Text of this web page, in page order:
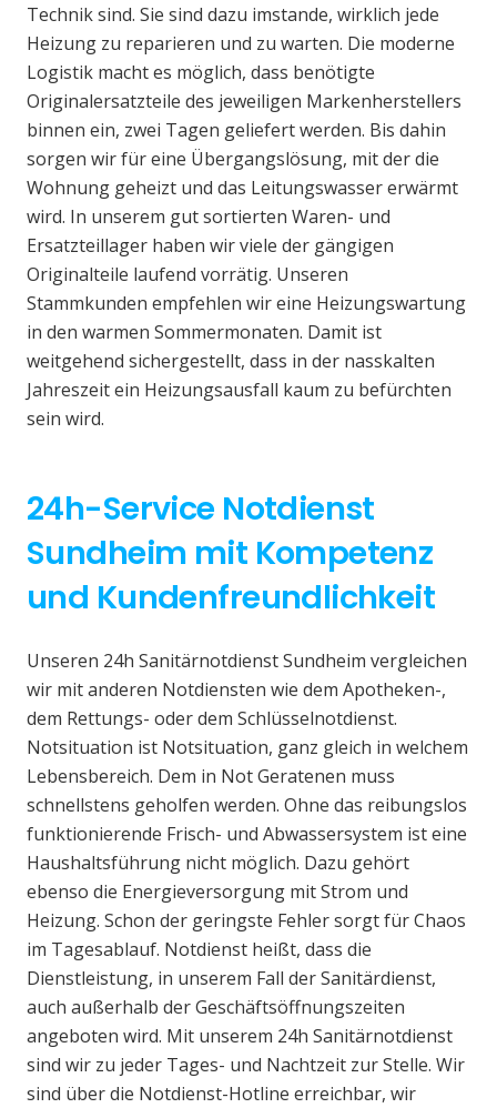
Technik sind. Sie sind dazu imstande, wirklich jede
Heizung zu reparieren und zu warten. Die moderne
Logistik macht es möglich, dass benötigte
Originalersatzteile des jeweiligen Markenherstellers
binnen ein, zwei Tagen geliefert werden. Bis dahin
sorgen wir für eine Übergangslösung, mit der die
Wohnung geheizt und das Leitungswasser erwärmt
wird. In unserem gut sortierten Waren- und
Ersatzteillager haben wir viele der gängigen
Originalteile laufend vorrätig. Unseren
Stammkunden empfehlen wir eine Heizungswartung
in den warmen Sommermonaten. Damit ist
weitgehend sichergestellt, dass in der nasskalten
Jahreszeit ein Heizungsausfall kaum zu befürchten
sein wird.
24h-Service Notdienst
Sundheim mit Kompetenz
und Kundenfreundlichkeit
Unseren 24h Sanitärnotdienst Sundheim vergleichen
wir mit anderen Notdiensten wie dem Apotheken-,
dem Rettungs- oder dem Schlüsselnotdienst.
Notsituation ist Notsituation, ganz gleich in welchem
Lebensbereich. Dem in Not Geratenen muss
schnellstens geholfen werden. Ohne das reibungslos
funktionierende Frisch- und Abwassersystem ist eine
Haushaltsführung nicht möglich. Dazu gehört
ebenso die Energieversorgung mit Strom und
Heizung. Schon der geringste Fehler sorgt für Chaos
im Tagesablauf. Notdienst heißt, dass die
Dienstleistung, in unserem Fall der Sanitärdienst,
auch außerhalb der Geschäftsöffnungszeiten
angeboten wird. Mit unserem 24h Sanitärnotdienst
sind wir zu jeder Tages- und Nachtzeit zur Stelle. Wir
sind über die Notdienst-Hotline erreichbar, wir